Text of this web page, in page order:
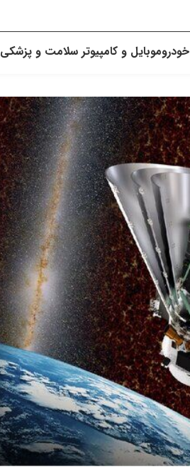
خودروموبایل و کامپیوتر سلامت و پزشکی